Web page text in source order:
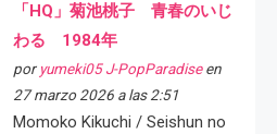
「HQ」菊池桃子 青春のいじ
わる 1984年
por yumeki05 J-PopParadiseen
27 marzo 2026 a las 2:51
Momoko Kikuchi / Seishun no